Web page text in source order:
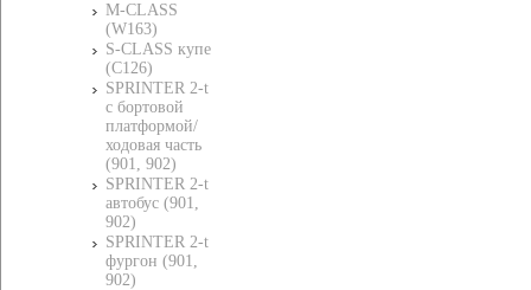
M-CLASS
(W163)
S-CLASS купе
(C126)
SPRINTER 2-t
c бортовой
платформой/
ходовая часть
(901, 902)
SPRINTER 2-t
автобус (901,
902)
SPRINTER 2-t
фургон (901,
902)